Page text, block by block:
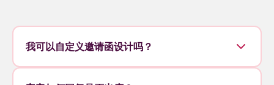
我可以自定义邀请函设计吗？